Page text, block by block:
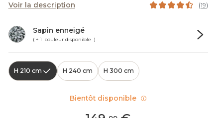
Voir la description (19)
Sapin enneigé
( + 1 couleur disponible )
H 210 cm H 240 cm H 300 cm